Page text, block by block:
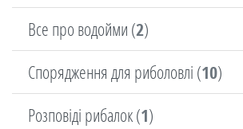
Все про водойми (2)
Спорядження для риболовлі (10)
Розповіді рибалок (1)